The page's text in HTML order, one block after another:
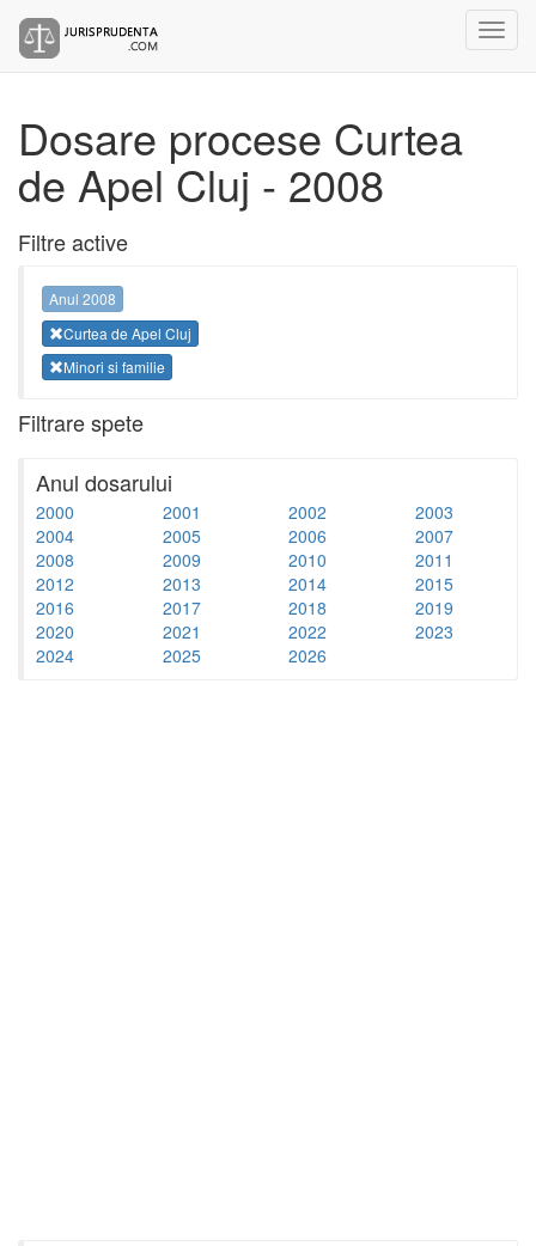
Dosare procese Curtea
de Apel Cluj - 2008
Filtre active
Anul 2008
Curtea de Apel Cluj
Minori si familie
Filtrare spete
Anul dosarului
2000 2001 2002
2003
2004
2005 2006
2007
2008
2009 2010
2011
2012
2013 2014
2015
2016
2017 2018
2019
2020
2021 2022
2023
2024
2025 2026